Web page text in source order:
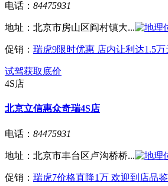
电话： 84475931
地址： 北京市房山区阎村镇大...
促销： 瑞虎9限时优惠 店内让利达1.5万
试驾获取底价
4S店
北京立信惠众奇瑞4S店
电话： 84475931
地址： 北京市丰台区卢沟桥桥...
促销： 瑞虎7价格直降1万 欢迎到店品鉴